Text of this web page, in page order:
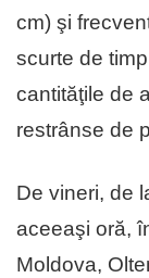
cm) şi
scurte de
cantităţile de
restrânse de
De vineri, de
aceeaşi oră,
Moldova,